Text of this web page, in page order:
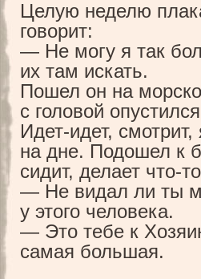
Целую неделю
говорит:
— Не могу я так
их там искать.
Пошел он на
с головой
Идет-идет, смотрит,
на дне. Подошел к
сидит, делает что-то
— Не видал ли ты
у этого человека.
— Это тебе к
самая большая.